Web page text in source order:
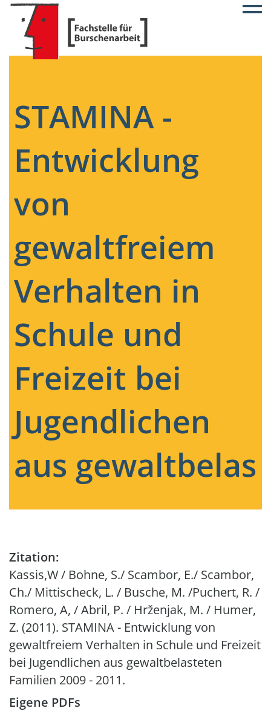
STAMINA -
Entwicklung
von
gewaltfreiem
Verhalten in
Schule und
Freizeit bei
Jugendlichen
aus gewaltbelas
Zitation:
Kassis,W / Bohne, S./ Scambor, E./ Scambor,
Ch./ Mittischeck, L. / Busche, M. /Puchert, R. /
Romero, A, / Abril, P. / Hrženjak, M. / Humer,
Z. (2011). STAMINA - Entwicklung von
gewaltfreiem Verhalten in Schule und Freizeit
bei Jugendlichen aus gewaltbelasteten
Familien 2009 - 2011.
Eigene PDFs